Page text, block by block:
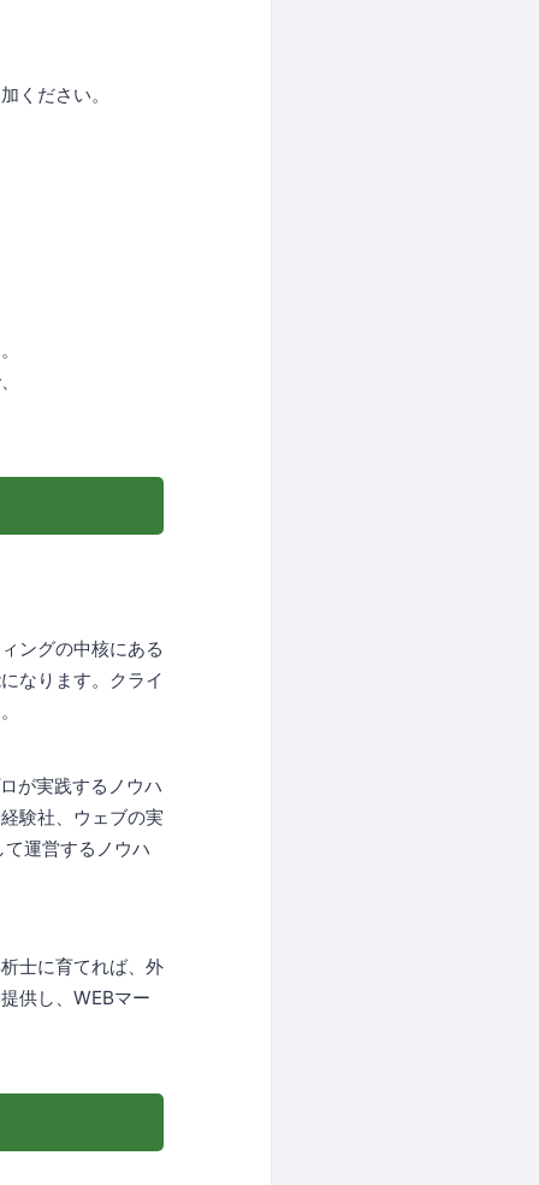
ください。
ングの中核にある
なります。クライ
が実践するノウハ
験社、ウェブの実
運営するノウハ
士に育てれば、外
供し、WEBマー